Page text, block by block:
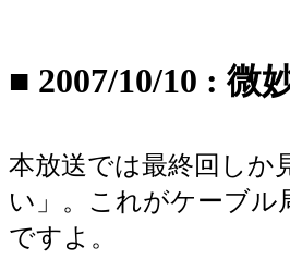
■ 2007/10/10 : 微
本放送では最終回しか
い」。これがケーブ
ですよ。